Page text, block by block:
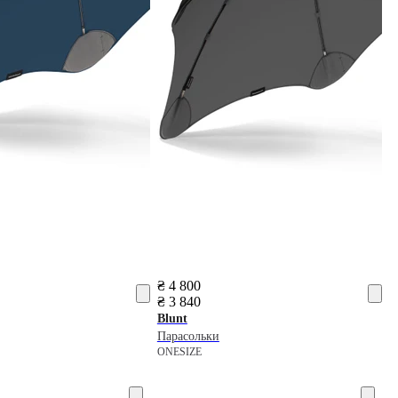
₴ 4 800
₴ 3 840
Blunt
Парасольки
ONESIZE